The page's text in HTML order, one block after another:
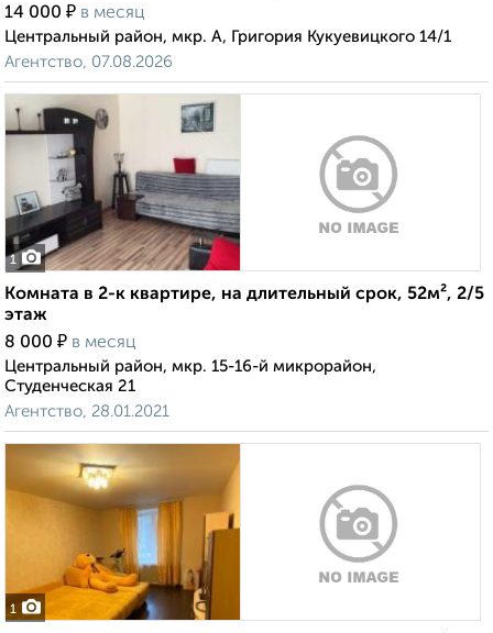
14 000 ₽ в месяц
Центральный район, мкр. А, Григория Кукуевицкого 14/1
Агентство, 07.08.2026
1
Комната в 2-к квартире, на длительный срок, 52м², 2/5
этаж
8 000 ₽ в месяц
Центральный район, мкр. 15-16-й микрорайон,
Студенческая 21
Агентство, 28.01.2021
1